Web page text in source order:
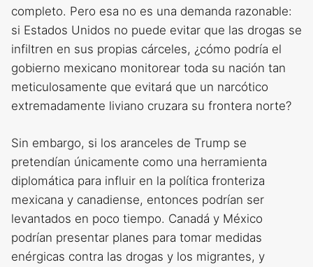
completo. Pero esa no es una demanda razonable:
si Estados Unidos no puede evitar que las drogas se
infiltren en sus propias cárceles, ¿cómo podría el
gobierno mexicano monitorear toda su nación tan
meticulosamente que evitará que un narcótico
extremadamente liviano cruzara su frontera norte?
Sin embargo, si los aranceles de Trump se
pretendían únicamente como una herramienta
diplomática para influir en la política fronteriza
mexicana y canadiense, entonces podrían ser
levantados en poco tiempo. Canadá y México
podrían presentar planes para tomar medidas
enérgicas contra las drogas y los migrantes, y